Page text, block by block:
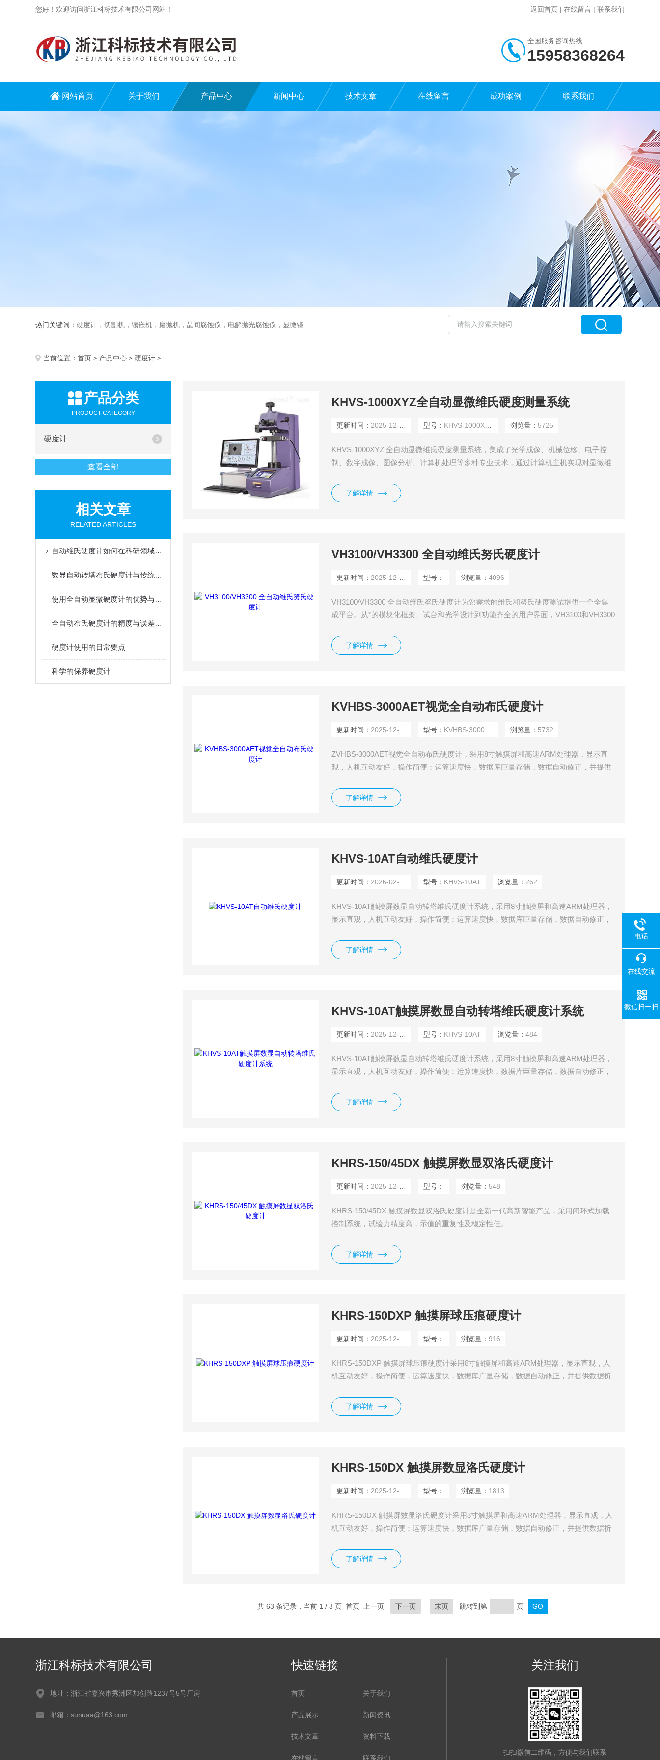
您好！欢迎访问浙江科标技术有限公司网站！ 返回首页 | 在线留言 | 联系我们
全国服务咨询热线:
15958368264
网站首页 关于我们 产品中心 新闻中心 技术文章 在线留言 成功案例 联系我们
热门关键词： 硬度计，切割机，镶嵌机，磨抛机，晶间腐蚀仪，电解抛光腐蚀仪，显微镜
当前位置： 首页 > 产品中心 > 硬度计 >
产品分类
PRODUCT CATEGORY
硬度计
查看全部
相关文章
RELATED ARTICLES
自动维氏硬度计如何在科研领域助力材料研究
数显自动转塔布氏硬度计与传统的布氏硬度计比较分析
使用全自动显微硬度计的优势与注意事项
全自动布氏硬度计的精度与误差分析
硬度计使用的日常要点
科学的保养硬度计
​KHVS-1000XYZ全自动显微维氏硬度测量系统
更新时间： 2025-12-03 型号： ​KHVS-1000XYZ 浏览量： 5725
KHVS-1000XYZ 全自动显微维氏硬度测量系统，集成了光学成像、机械位移、电子控
制、数字成像、图像分析、计算机处理等多种专业技术，通过计算机主机实现对显微维
读数、手动读数等手段，测量金属及部分非金属材料及各种膜层、镀层的显微硬度、硬
化层深度、膜层厚度、两点间距等。
了解详情
VH3100/VH3300 全自动维氏努氏硬度计
更新时间： 2025-12-03 型号： 浏览量：4096
VH3100/VH3300 全自动维氏努氏硬度计为您需求的维氏和努氏硬度测试提供一个全集
成平台。从*的模块化框架、试台和光学设计到功能齐全的用户界面，VH3100和VH3300
了解详情
KVHBS-3000AET视觉全自动布氏硬度计
更新时间： 2025-12-03 型号： KVHBS-3000AET 浏览量： 5732
ZVHBS-3000AET视觉全自动布氏硬度计，采用8寸触摸屏和高速ARM处理器，显示直
观，人机互动友好，操作简便；运算速度快，数据库巨量存储，数据自动修正，并提供
了解详情
KHVS-10AT自动维氏硬度计
更新时间： 2026-02-27 型号： KHVS-10AT 浏览量： 262
KHVS-10AT触摸屏数显自动转塔维氏硬度计系统，采用8寸触摸屏和高速ARM处理器，
显示直观，人机互动友好，操作简便；运算速度快，数据库巨量存储，数据自动修正，
了解详情
KHVS-10AT触摸屏数显自动转塔维氏硬度计系统
更新时间： 2025-12-04 型号： KHVS-10AT 浏览量：484
KHVS-10AT触摸屏数显自动转塔维氏硬度计系统，采用8寸触摸屏和高速ARM处理器，
显示直观，人机互动友好，操作简便；运算速度快，数据库巨量存储，数据自动修正，
了解详情
KHRS-150/45DX 触摸屏数显双洛氏硬度计
更新时间： 2025-12-04 型号： 浏览量： 548
KHRS-150/45DX 触摸屏数显双洛氏硬度计是全新一代高新智能产品，采用闭环式加载
控制系统，试验力精度高，示值的重复性及稳定性佳。
了解详情
KHRS-150DXP 触摸屏球压痕硬度计
更新时间： 2025-12-04 型号： 浏览量：916
KHRS-150DXP 触摸屏球压痕硬度计采用8寸触摸屏和高速ARM处理器，显示直观，人
机互动友好，操作简便；运算速度快，数据库广量存储，数据自动修正，并提供数据折
了解详情
KHRS-150DX 触摸屏数显洛氏硬度计
更新时间： 2025-12-04 型号： 浏览量： 1813
KHRS-150DX 触摸屏数显洛氏硬度计采用8寸触摸屏和高速ARM处理器，显示直观，人
机互动友好，操作简便；运算速度快，数据库广量存储，数据自动修正，并提供数据折
了解详情
共 63 条记录，当前 1 / 8 页 首页 上一页 下一页 末页 跳转到第 页
浙江科标技术有限公司
地址：浙江省嘉兴市秀洲区加创路1237号5号厂房
邮箱：sunuaa@163.com
快速链接
首页 关于我们
产品展示 新闻资讯
技术文章 资料下载
在线留言 联系我们
关注我们
扫扫微信二维码，方便与我们联系
电话
在线交流
微信扫一扫